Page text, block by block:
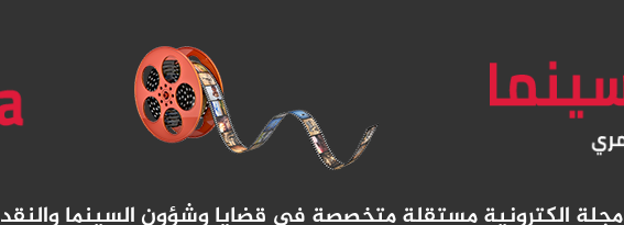
مجلة الكترونية مستقلة متخصصة في قضايا وشؤون السينما والنقد